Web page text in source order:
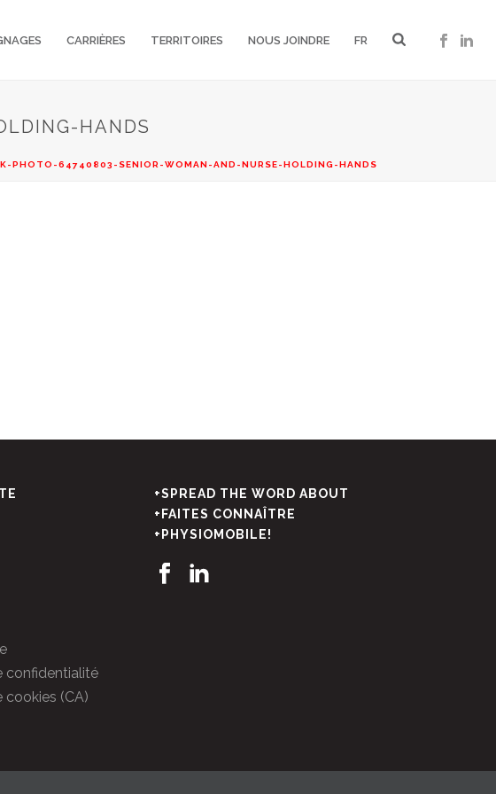
CARRIÈRES TERRITOIRES NOUS JOINDRE FR
HANDS
PHOTO-64740803-SENIOR-WOMAN-AND-NURSE-HOLDING-HANDS
confidentialité
cookies (CA)
+SPREAD THE WORD ABOUT
+FAITES CONNAÎTRE
+PHYSIOMOBILE!